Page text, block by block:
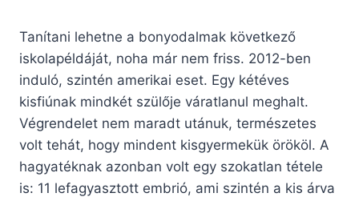
Tanítani lehetne a bonyodalmak következő
iskolapéldáját, noha már nem friss. 2012-ben
induló, szintén amerikai eset. Egy kétéves
kisfiúnak mindkét szülője váratlanul meghalt.
Végrendelet nem maradt utánuk, természetes
volt tehát, hogy mindent kisgyermekük örököl. A
hagyatéknak azonban volt egy szokatlan tétele
is: 11 lefagyasztott embrió, ami szintén a kis árva